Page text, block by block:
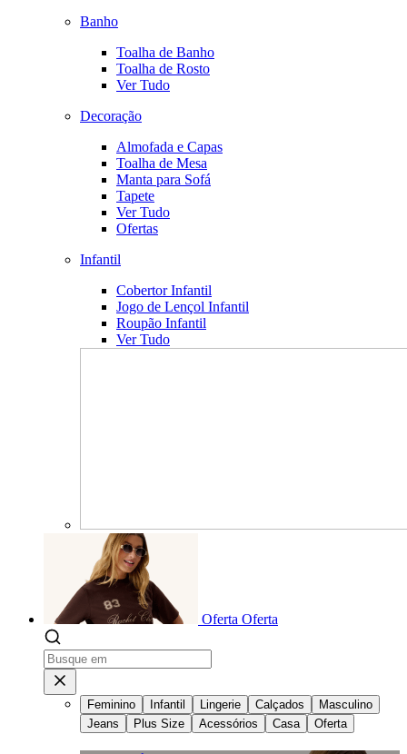
Banho
Toalha de Banho
Toalha de Rosto
Ver Tudo
Decoração
Almofada e Capas
Toalha de Mesa
Manta para Sofá
Tapete
Ver Tudo
Ofertas
Infantil
Cobertor Infantil
Jogo de Lençol Infantil
Roupão Infantil
Ver Tudo
Oferta Oferta
Feminino Infantil Lingerie Calçados
Masculino
Jeans
Plus Size Acessórios Casa Oferta